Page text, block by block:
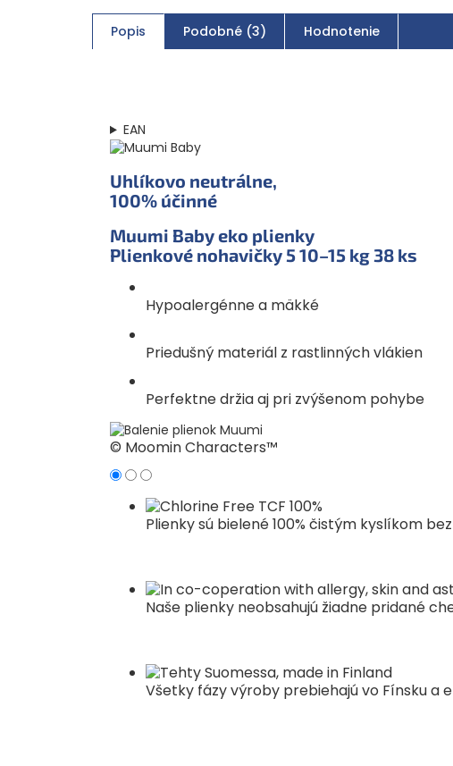
Popis Podobné (3) Hodnotenie
EAN
Uhlíkovo neutrálne,
100% účinné
Muumi Baby eko plienky
Plienkové nohavičky 510–15 kg38 ks
Hypoalergénne a mäkké
Priedušný materiál z rastlinných vlákien
Perfektne držia aj pri zvýšenom pohybe
© Moomin Characters™
Plienky sú bielené 100% čistým kyslíkom
Naše plienky neobsahujú žiadne pridané
Všetky fázy výroby prebiehajú vo Fínsku a